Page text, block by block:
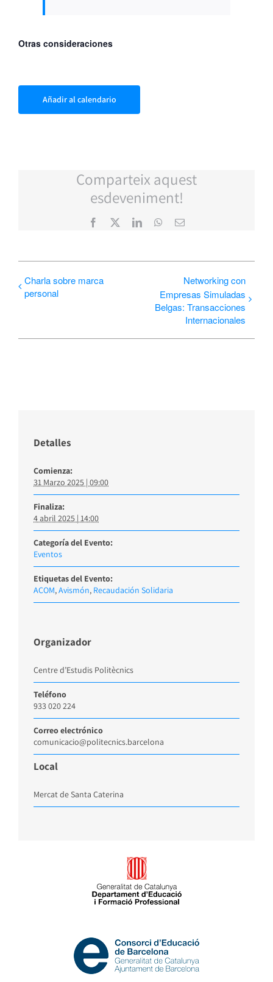
Otras consideraciones
Añadir al calendario
Comparteix aquest
esdeveniment!
Facebook LinkedInWhatsApp
Correo
Charla sobre marca
personal
Networking con
Empresas Simuladas
Belgas: Transacciones
Internacionales
Detalles
Comienza:
31 Marzo 2025 | 09:00
Finaliza:
4 abril 2025 | 14:00
Categoría del Evento:
Eventos
Etiquetas del Evento:
ACOM,Avismón, Recaudación Solidaria
Local
Mercat de Santa Caterina
Organizador
Centre d’Estudis Politècnics
Teléfono
933 020 224
Correo electrónico
comunicacio@politecnics.barcelona